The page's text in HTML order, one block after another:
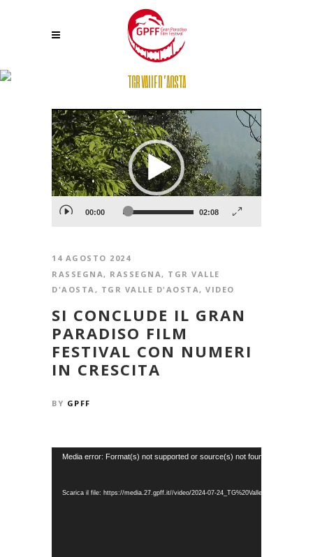
TGR VALLE D’AOSTA
Video
Player
00:00 02:08
14 AGOSTO 2024
RASSEGNA , RASSEGNA , TGR VALLE
D'AOSTA , TGR VALLE D'AOSTA , VIDEO
SI CONCLUDE IL GRAN
PARADISO FILM
FESTIVAL CON NUMERI
IN CRESCITA
BY GPFF
Video
Media error: Format(s) not supported or source(s) not found
Scarica il file: https://media.27.gpff.it//video/2024-07-